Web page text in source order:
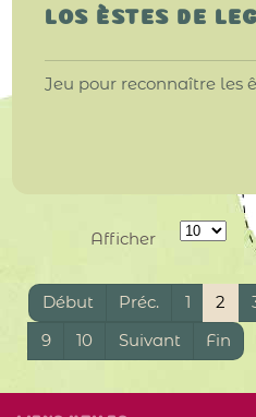
LOS ÈSTES DE
Jeu pour reconnaître les
Afficher
Début Préc. 1 2
9
10 Suivant Fin